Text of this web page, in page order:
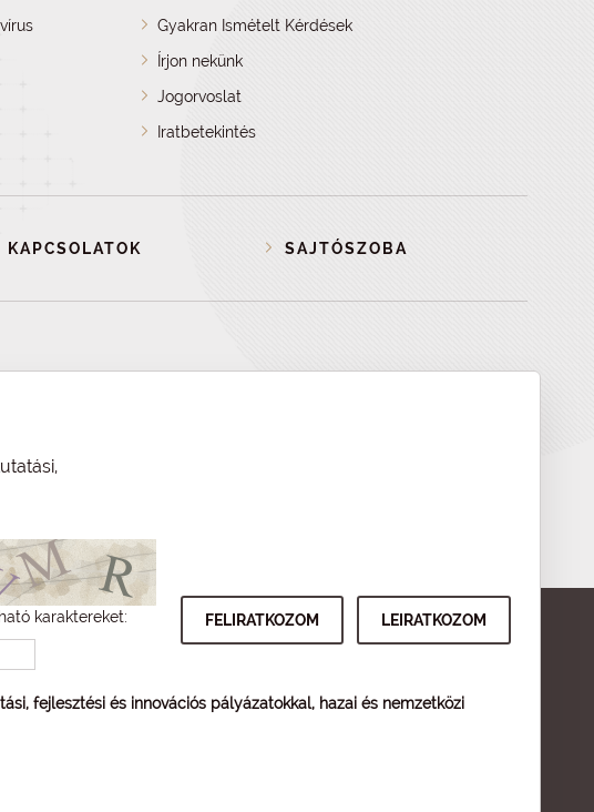
Gyakran Ismételt Kérdések
Írjon nekünk
Jogorvoslat
Iratbetekintés
SAJTÓSZOBA
karaktereket:
fejlesztési és innovációs pályázatokkal, hazai és nemzetközi